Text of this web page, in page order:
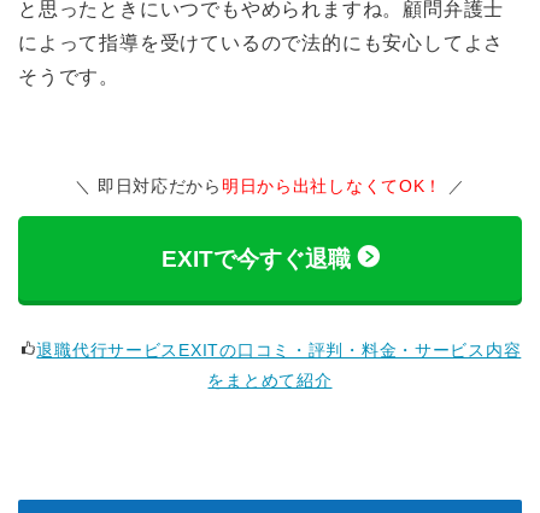
と思ったときにいつでもやめられますね。顧問弁護士
によって指導を受けているので法的にも安心してよさ
そうです。
即日対応だから 明日から出社しなくてOK！
EXITで今すぐ退職
退職代行サービスEXITの口コミ・評判・料金・サービス内容
をまとめて紹介